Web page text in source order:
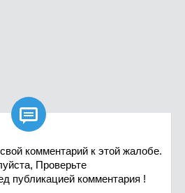

комментарий к этой жалобе.
Проверьте
публикацией комментария !